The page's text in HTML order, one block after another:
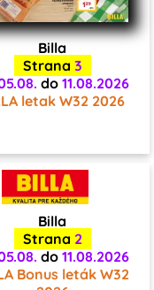
Billa
Strana 3
do 11.08.2026
letak W32 2026
Billa
Strana 2
do 11.08.2026
Bonus leták W32